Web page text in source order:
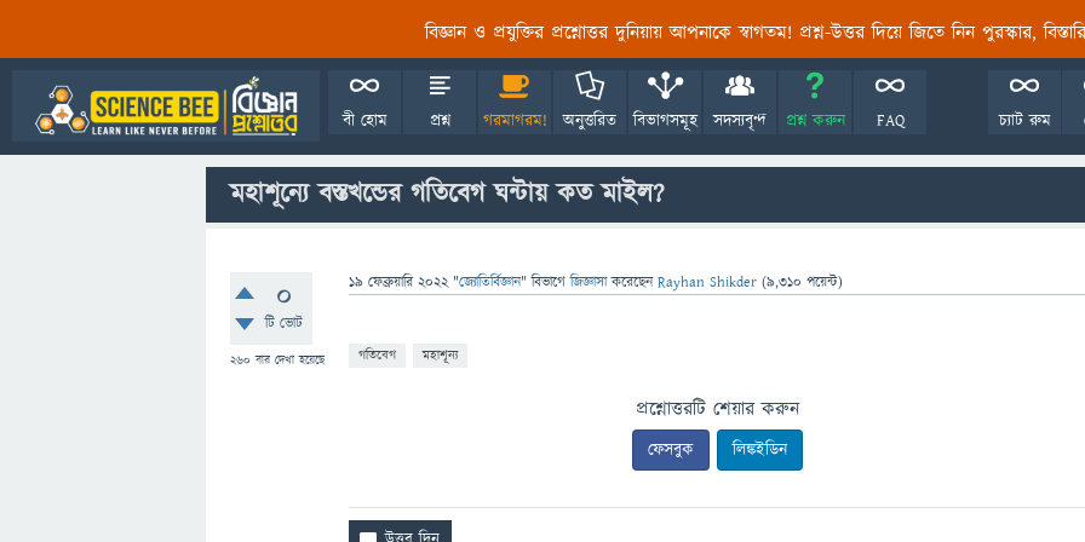
বিজ্ঞান ও প্রযুক্তির প্রশ্নোত্তর দুনিয়ায় আপনাকে স্বাগতম! প্রশ্ন-উত্তর দিয়ে জিতে নিন পুরস্কার,
বী হোম প্রশ্ন গরমাগরম! অনুত্তরিত বিভাগসমূহ সদস্যবৃন্দ প্রশ্ন করুন FAQ চ্যাট রুম
মহাশূন্যে বস্তখন্ডের গতিবেগ ঘন্টায় কত মাইল?
0
টি ভোট
260 বার দেখা হয়েছে
19 ফেব্রুয়ারি 2022 "জ্যোতির্বিজ্ঞান" বিভাগে জিজ্ঞাসাকরেছেনRayhan Shikder (9,310 পয়েন্ট)
গতিবেগ মহাশূন্য
প্রশ্নোত্তরটি শেয়ার করুন
ফেসবুক লিঙ্কইডিন